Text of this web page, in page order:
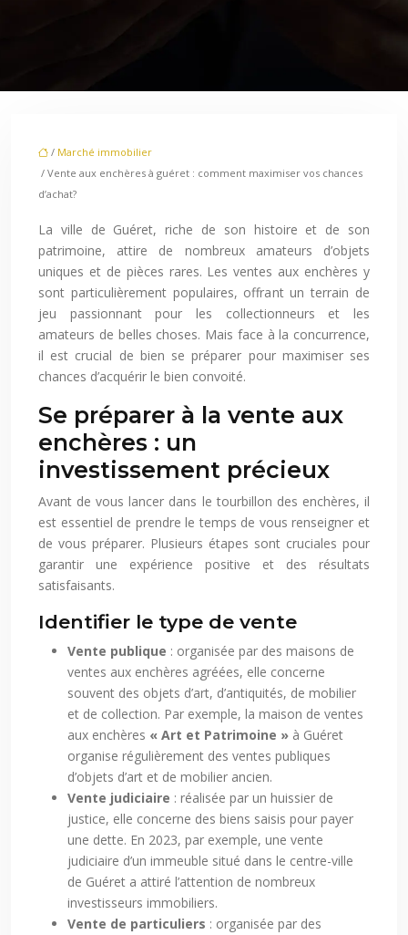
/ Marché immobilier
/ Vente aux enchères à guéret : comment maximiser vos chances
d’achat?
La ville de Guéret, riche de son histoire et de son
patrimoine, attire de nombreux amateurs d’objets
uniques et de pièces rares. Les ventes aux enchères y
sont particulièrement populaires, offrant un terrain de
jeu passionnant pour les collectionneurs et les
amateurs de belles choses. Mais face à la concurrence,
il est crucial de bien se préparer pour maximiser ses
chances d’acquérir le bien convoité.
Se préparer à la vente aux
enchères : un
investissement précieux
Avant de vous lancer dans le tourbillon des enchères, il
est essentiel de prendre le temps de vous renseigner et
de vous préparer. Plusieurs étapes sont cruciales pour
garantir une expérience positive et des résultats
satisfaisants.
Identifier le type de vente
Vente publique : organisée par des maisons de
ventes aux enchères agréées, elle concerne
souvent des objets d’art, d’antiquités, de mobilier
et de collection. Par exemple, la maison de ventes
aux enchères « Art et Patrimoine » à Guéret
organise régulièrement des ventes publiques
d’objets d’art et de mobilier ancien.
Vente judiciaire : réalisée par un huissier de
justice, elle concerne des biens saisis pour payer
une dette. En 2023, par exemple, une vente
judiciaire d’un immeuble situé dans le centre-ville
de Guéret a attiré l’attention de nombreux
investisseurs immobiliers.
Vente de particuliers : organisée par des